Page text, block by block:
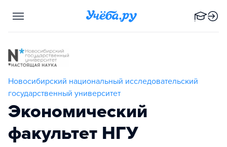
Новосибирский национальный исследовательский
государственный университет
Экономический
факультет НГУ